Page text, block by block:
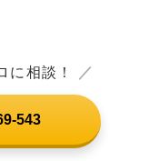
に相談！ ／
543